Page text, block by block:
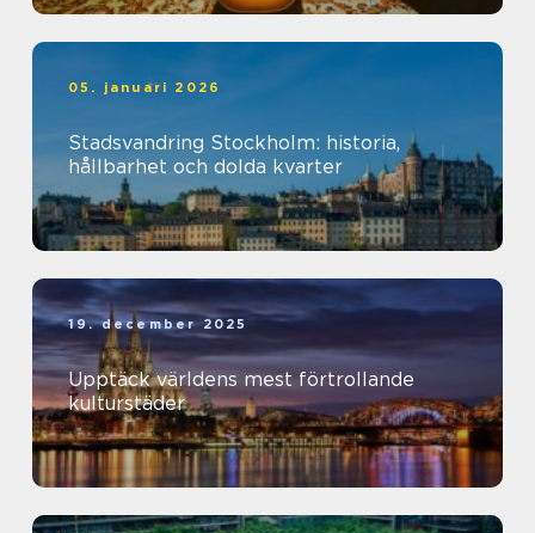
05. januari 2026
Stadsvandring Stockholm: historia,
hållbarhet och dolda kvarter
19. december 2025
Upptäck världens mest förtrollande
kulturstäder